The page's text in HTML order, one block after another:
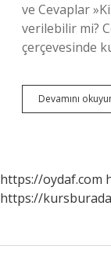
ve Cevaplar
verilebilir mi?
çerçevesinde
Devamını
https://oydaf.com
https://